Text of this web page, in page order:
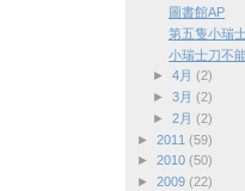
圖書館AP
第五隻小瑞
小瑞士刀不
► 4月 (2)
► 3月 (2)
► 2月 (2)
► 2011 (59)
► 2010 (50)
► 2009 (22)